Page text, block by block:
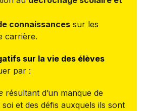
connaissances sur les
carrière.
sur la vie des élèves
par :
résultant d’un manque de
et des défis auxquels ils sont